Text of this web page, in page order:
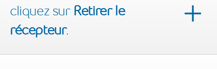
cliquez sur Retirer le
récepteur.